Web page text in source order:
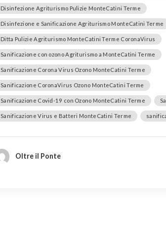
Disinfezione Agriturismo Pulizie MonteCatini Terme
Disinfezione e Sanificazione Agriturismo MonteCatini Terme
Ditta Pulizie Agriturismo MonteCatini Terme CoronaVirus
Sanificazione con ozono Agriturismo a MonteCatini Terme
Sanificazione Corona Virus Ozono MonteCatini Terme
Sanificazione CoronaVirus Ozono MonteCatini Terme
Sanificazione Covid-19 con Ozono MonteCatini Terme
Sanificazione Virus e Batteri MonteCatini Terme
Oltre il Ponte